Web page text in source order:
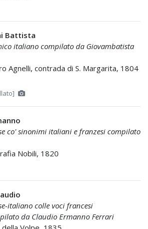
Battista
italiano compilato da Giovambatista
Agnelli, contrada di S. Margarita, 1804
co' sinonimi italiani e franzesi compilato
Nobili, 1820
italiano colle voci francesi
da Claudio Ermanno Ferrari